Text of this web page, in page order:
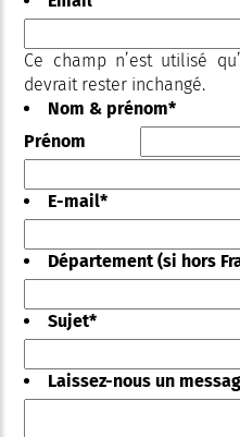
Ce champ n’est utilisé
devrait rester inchangé.
Nom & prénom*
Prénom
E-mail*
Département (si hors
Sujet*
Laissez-nous un